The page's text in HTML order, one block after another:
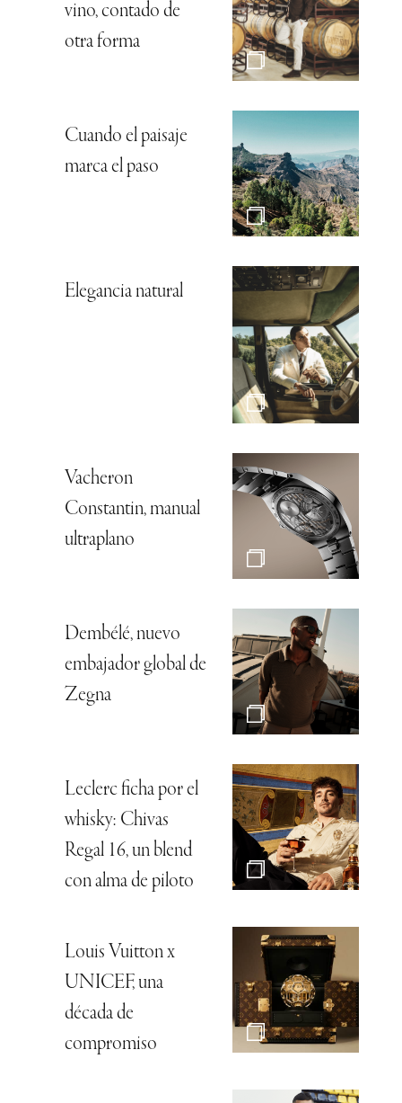
vino, contado de
otra forma
Cuando el paisaje
marca el paso
Elegancia natural
Vacheron
Constantin, manual
ultraplano
Dembélé, nuevo
embajador global de
Zegna
Leclerc ficha por el
whisky: Chivas
Regal 16, un blend
con alma de piloto
Louis Vuitton x
UNICEF, una
década de
compromiso